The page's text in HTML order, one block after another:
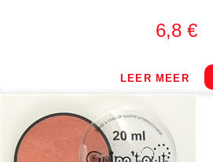
6,8 €
LEER MEER